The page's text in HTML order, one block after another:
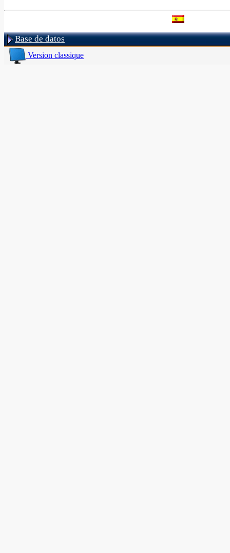
Base de datos
Version classique